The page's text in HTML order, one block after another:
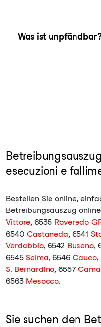
Was ist unpfändbar?
esecuzioni e
Bestellen Sie online,
Betreibungsauszug
Vittore, 6535 Roveredo
6540 Castaneda, 6541
Verdabbio, 6542 Buseno,
6545 Selma, 6546 Cauco,
S. Bernardino, 6557 Cama
6563 Mesocco.
Sie suchen den